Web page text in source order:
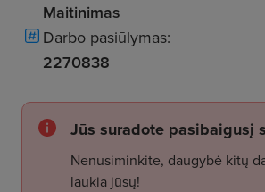
Maitinimas
Darbo pasiūlymas:
2270838
Jūs suradote pasibaigusį
Nenusiminkite, daugybė kitų
laukia jūsų!